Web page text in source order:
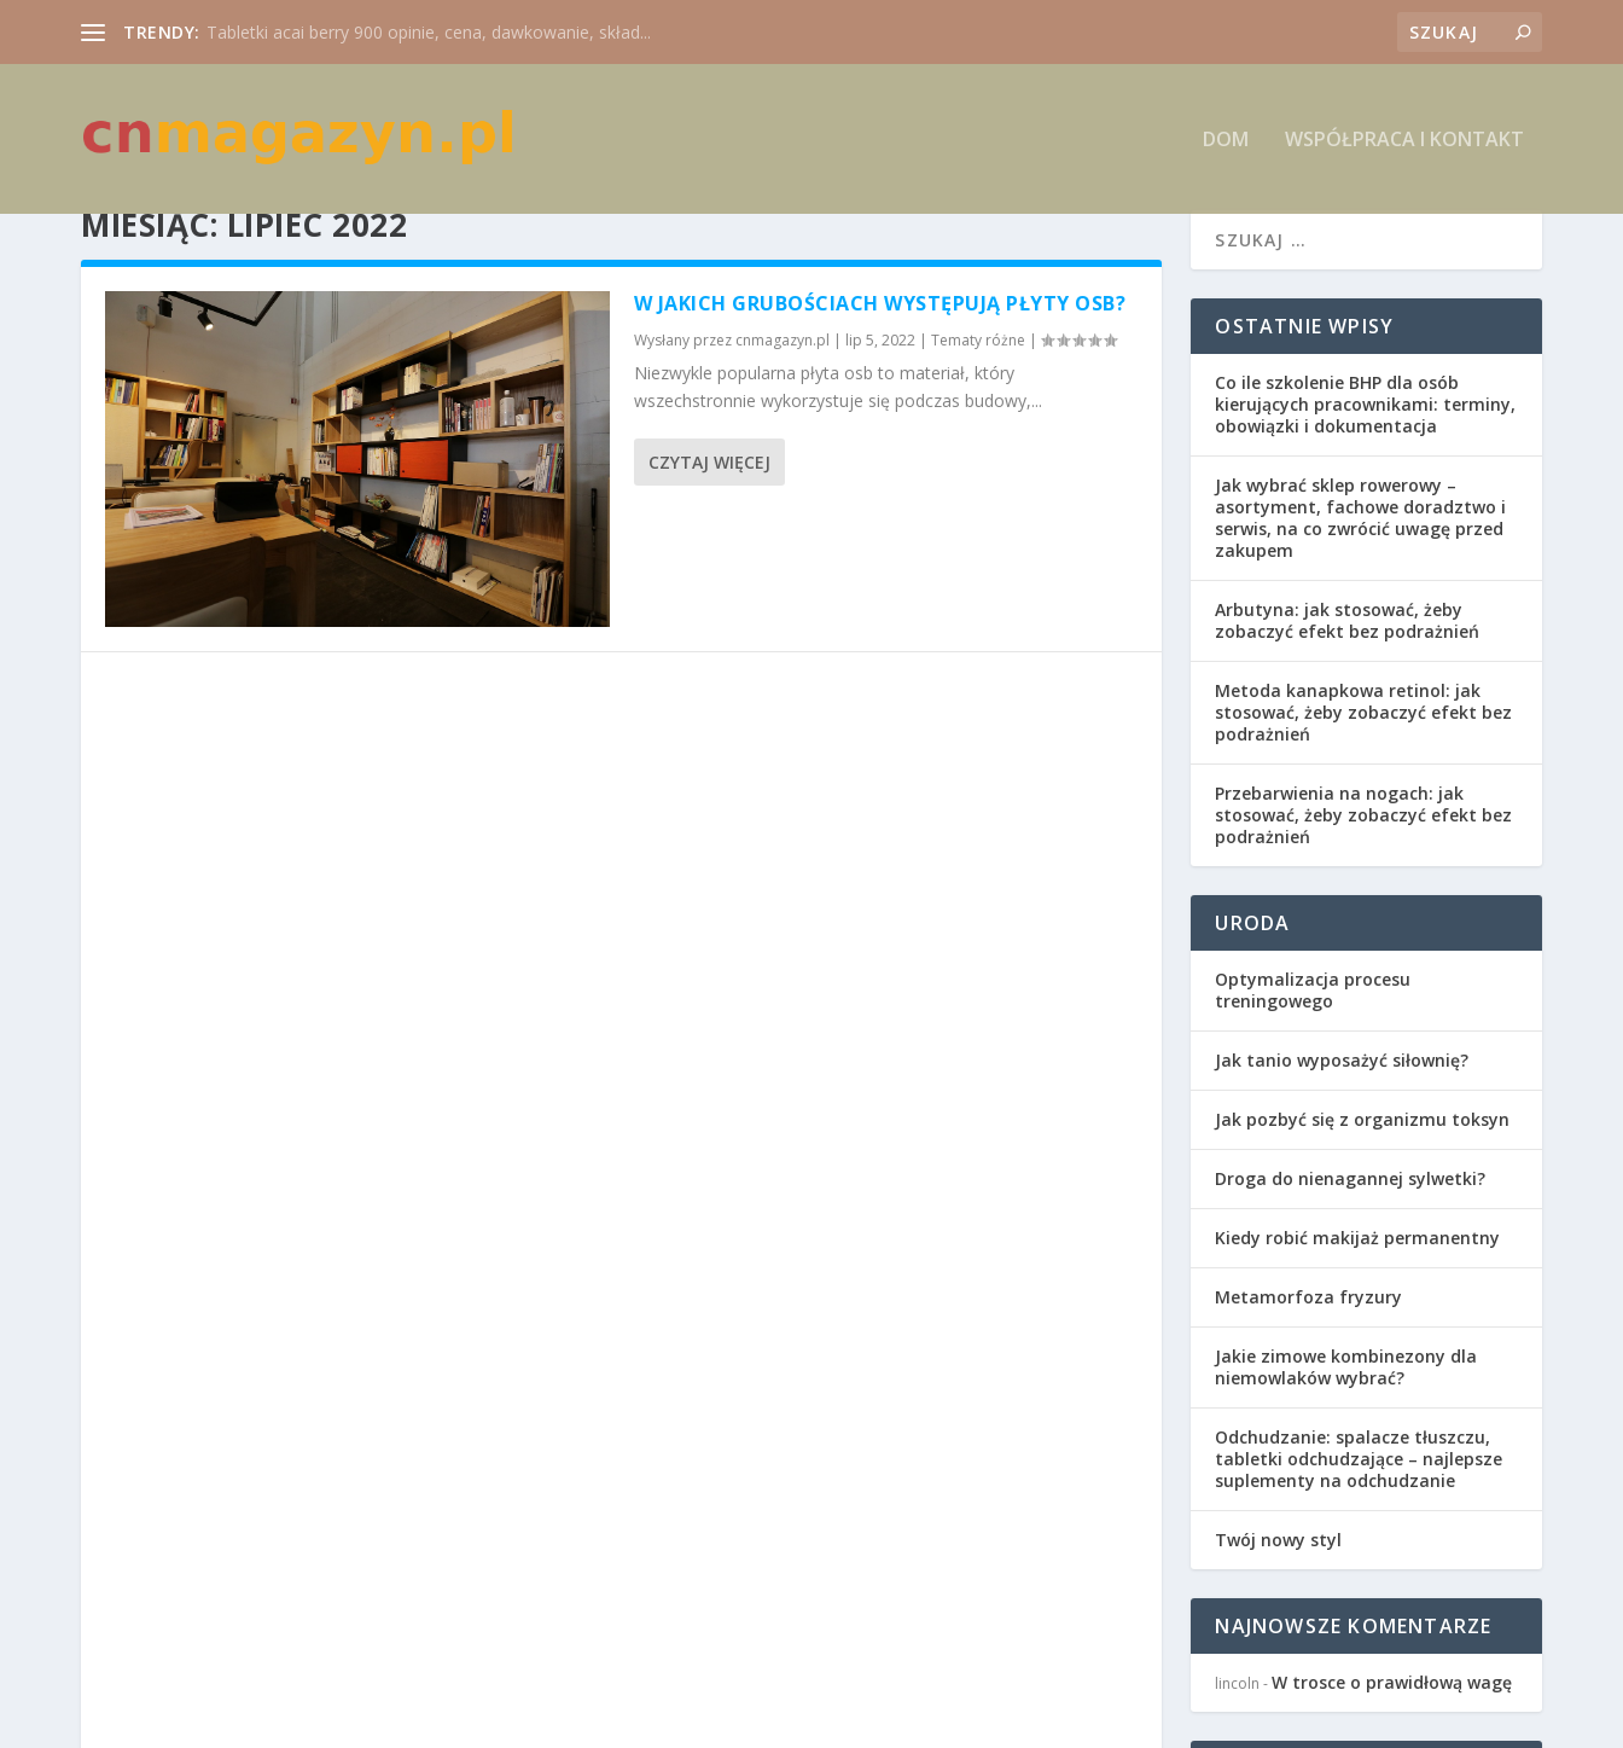
TRENDY: Tabletki acai berry 900 opinie, cena, dawkowanie, skład...
DOM WSPÓŁPRACA I KONTAKT
MIESIĄC:LIPIEC 2022
W JAKICH GRUBOŚCIACH WYSTĘPUJĄ PŁYTY OSB?
Wysłany przez cnmagazyn.pl | lip 5, 2022| Tematy różne |
Niezwykle popularna płyta osb to materiał, który
wszechstronnie wykorzystuje się podczas budowy,...
CZYTAJ WIĘCEJ
OSTATNIE WPISY
Co ile szkolenie BHP dla osób
kierujących pracownikami: terminy,
obowiązki i dokumentacja
Jak wybrać sklep rowerowy –
asortyment, fachowe doradztwo i
serwis, na co zwrócić uwagę przed
zakupem
Arbutyna: jak stosować, żeby
zobaczyć efekt bez podrażnień
Metoda kanapkowa retinol: jak
stosować, żeby zobaczyć efekt bez
podrażnień
Przebarwienia na nogach: jak
stosować, żeby zobaczyć efekt bez
podrażnień
URODA
Optymalizacja procesu
treningowego
Jak tanio wyposażyć siłownię?
Jak pozbyć się z organizmu toksyn
Droga do nienagannej sylwetki?
Kiedy robić makijaż permanentny
Metamorfoza fryzury
Jakie zimowe kombinezony dla
niemowlaków wybrać?
Odchudzanie: spalacze tłuszczu,
tabletki odchudzające – najlepsze
suplementy na odchudzanie
Twój nowy styl
NAJNOWSZE KOMENTARZE
lincoln -W trosce o prawidłową wagę